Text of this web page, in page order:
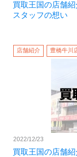
買取王国の店舗
スタッフの想い
店舗紹介 豊橋牛川
2022/12/23
買取王国の店舗